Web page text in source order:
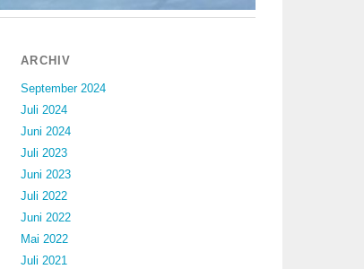
ARCHIV
September 2024
Juli 2024
Juni 2024
Juli 2023
Juni 2023
Juli 2022
Juni 2022
Mai 2022
Juli 2021